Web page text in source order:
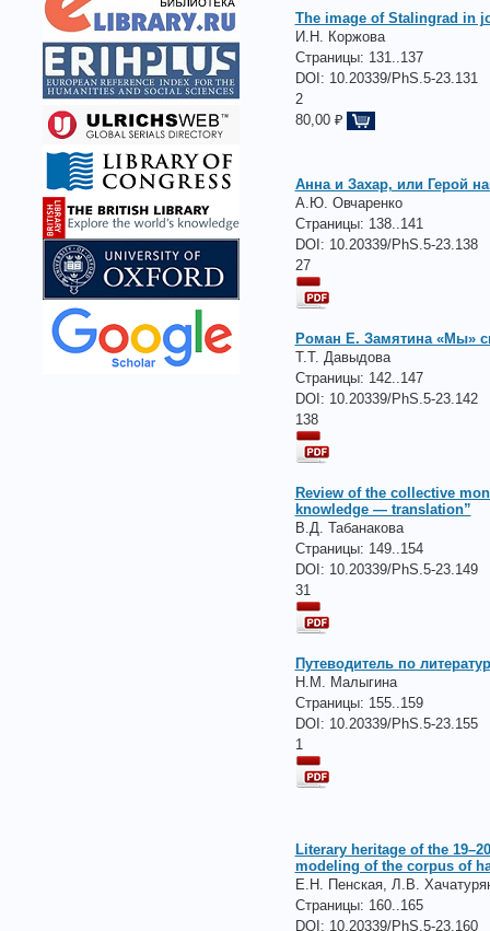
The image of Stalingrad in
И.Н. Коржова
Страницы: 131..137
DOI: 10.20339/PhS.5-23.131
2
80,00 ₽
Анна и Захар, или Герой
А.Ю. Овчаренко
Страницы: 138..141
DOI: 10.20339/PhS.5-23.138
27
Роман Е. Замятина «Мы»
Т.Т. Давыдова
Страницы: 142..147
DOI: 10.20339/PhS.5-23.142
138
Review of the collective
knowledge — translation”
В.Д. Табанакова
Страницы: 149..154
DOI: 10.20339/PhS.5-23.149
31
Путеводитель по
Н.М. Малыгина
Страницы: 155..159
DOI: 10.20339/PhS.5-23.155
1
Literary heritage of the
modeling of the corpus of
Е.Н. Пенская, Л.В.
Страницы: 160..165
DOI: 10.20339/PhS.5-23.160